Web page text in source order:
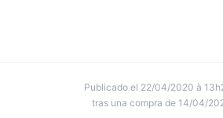
Publicado el 22/04/2020 à
tras una compra de 14/04/